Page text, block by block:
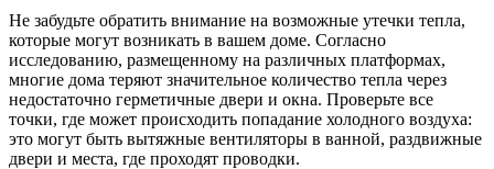
Не забудьте обратить внимание на возможные утечки тепла,
которые могут возникать в вашем доме. Согласно
исследованию, размещенному на различных платформах,
многие дома теряют значительное количество тепла через
недостаточно герметичные двери и окна. Проверьте все
точки, где может происходить попадание холодного воздуха:
это могут быть вытяжные вентиляторы в ванной, раздвижные
двери и места, где проходят проводки.